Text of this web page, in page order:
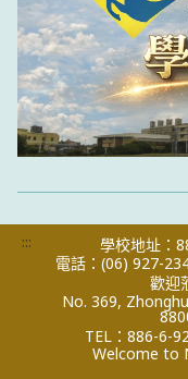
:::
學校地址：
電話：(06) 927-
歡迎
No. 369,
TEL：886-6-
Welcome to